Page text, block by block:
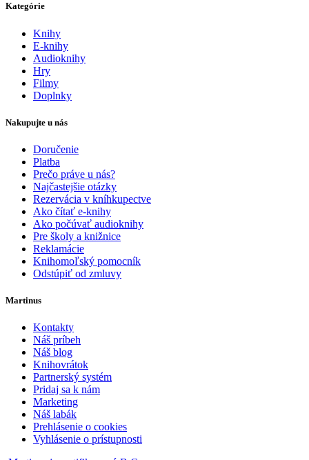
Kategórie
Knihy
E-knihy
Audioknihy
Hry
Filmy
Doplnky
Nakupujte u nás
Doručenie
Platba
Prečo práve u nás?
Najčastejšie otázky
Rezervácia v kníhkupectve
Ako čítať e-knihy
Ako počúvať audioknihy
Pre školy a knižnice
Reklamácie
Knihomoľský pomocník
Odstúpiť od zmluvy
Martinus
Kontakty
Náš príbeh
Náš blog
Knihovrátok
Partnerský systém
Pridaj sa k nám
Marketing
Náš labák
Prehlásenie o cookies
Vyhlásenie o prístupnosti